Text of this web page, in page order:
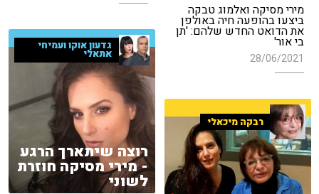
מירי מסיקה ואלמוג טבקה
ביצעו בהופעה חיה באולפן
את הדואט החדש שלהם: 'תן
בי אור'
28/06/2021
גדעון אוקו ועמיחי
אתאלי
רוצה שיתארך הרגע
- מירי מסיקה חוזרת
לשוני
רבקה מיכאלי